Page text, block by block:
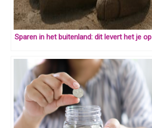
Sparen in het buitenland: dit levert het je op